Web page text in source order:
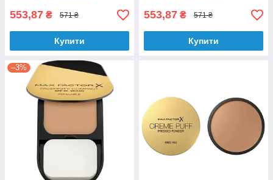
553,87 ₴ 571 ₴
Купити
553,87 ₴ 571 ₴
Купити
–3%